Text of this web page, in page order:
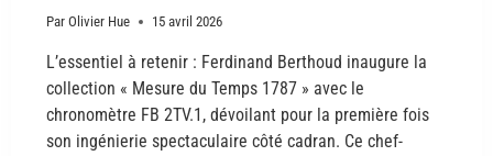
Par Olivier Hue 15 avril 2026
L’essentiel à retenir : Ferdinand Berthoud inaugure la
collection « Mesure du Temps 1787 » avec le
chronomètre FB 2TV.1, dévoilant pour la première fois
son ingénierie spectaculaire côté cadran. Ce chef-